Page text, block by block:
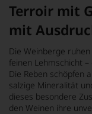
Terroir mit
mit
Die Weinberge
feinen Lehmschicht
Die Reben schöpfen
salzige Mineralität
dieses besondere
den Weinen ihre